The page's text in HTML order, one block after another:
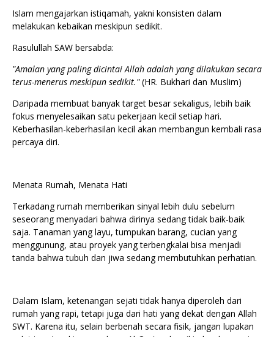
Islam mengajarkan istiqamah, yakni konsisten dalam
melakukan kebaikan meskipun sedikit.
Rasulullah SAW bersabda:
"Amalan yang paling dicintai Allah adalah yang dilakukan secara
terus-menerus meskipun sedikit."(HR. Bukhari dan Muslim)
Daripada membuat banyak target besar sekaligus, lebih baik
fokus menyelesaikan satu pekerjaan kecil setiap hari.
Keberhasilan-keberhasilan kecil akan membangun kembali rasa
percaya diri.
Menata Rumah, Menata Hati
Terkadang rumah memberikan sinyal lebih dulu sebelum
seseorang menyadari bahwa dirinya sedang tidak baik-baik
saja. Tanaman yang layu, tumpukan barang, cucian yang
menggunung, atau proyek yang terbengkalai bisa menjadi
tanda bahwa tubuh dan jiwa sedang membutuhkan perhatian.
Dalam Islam, ketenangan sejati tidak hanya diperoleh dari
rumah yang rapi, tetapi juga dari hati yang dekat dengan Allah
SWT. Karena itu, selain berbenah secara fisik, jangan lupakan